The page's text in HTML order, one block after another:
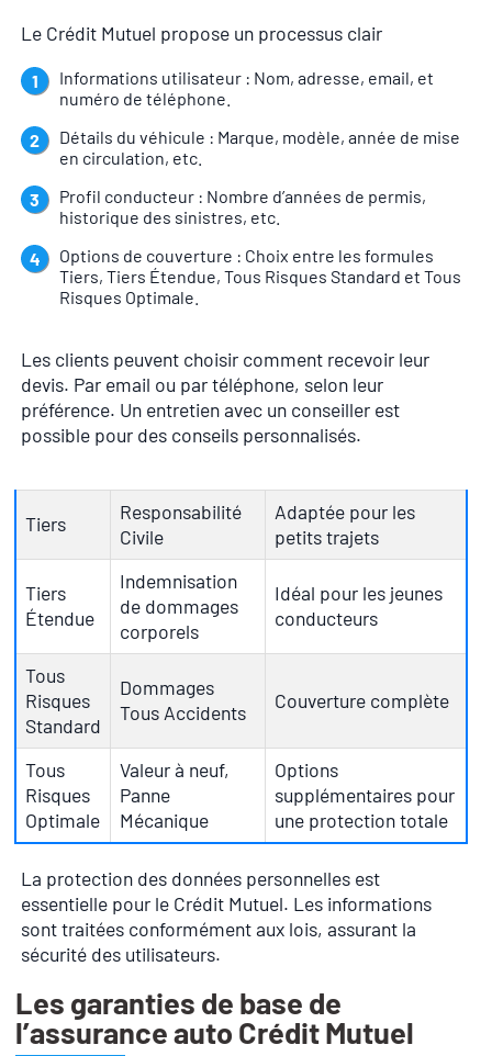
Le Crédit Mutuel propose un processus clair
Informations utilisateur : Nom, adresse, email, et
numéro de téléphone.
Détails du véhicule : Marque, modèle, année de mise
en circulation, etc.
Profil conducteur : Nombre d’années de permis,
historique des sinistres, etc.
Options de couverture : Choix entre les formules
Tiers, Tiers Étendue, Tous Risques Standard et Tous
Risques Optimale.
Les clients peuvent choisir comment recevoir leur
devis. Par email ou par téléphone, selon leur
préférence. Un entretien avec un conseiller est
possible pour des conseils personnalisés.
Tiers
Responsabilité
Civile
Adaptée pour les
petits trajets
Tiers
Étendue
Indemnisation
de dommages
corporels
Idéal pour les jeunes
conducteurs
Tous
Risques
Standard
Dommages
Tous Accidents
Couverture complète
Tous
Risques
Optimale
Valeur à neuf,
Panne
Mécanique
Options
supplémentaires pour
une protection totale
La protection des données personnelles est
essentielle pour le Crédit Mutuel. Les informations
sont traitées conformément aux lois, assurant la
sécurité des utilisateurs.
Les garanties de base de
l’assurance auto Crédit Mutuel